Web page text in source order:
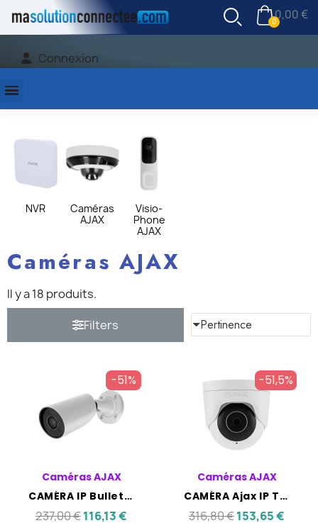
0,00 €
Connexion
NVR
Caméras
AJAX
Visio-
Phone
AJAX
Caméras AJAX
Il y a 18 produits.
Filters
-51%
Caméras AJAX
CAMÉRA IP Bullet - AJAX 5MP OBJ 2.8MM IR35M IP65
237,00 €116,13 €
-51,5%
Caméras AJAX
CAMÉRA Ajax IP Turret - AJAX 8MP OBJ 2.8MM IR35M IP65
316,80 €153,65 €